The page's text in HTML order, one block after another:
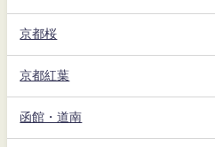
京都桜
京都紅葉
函館・道南